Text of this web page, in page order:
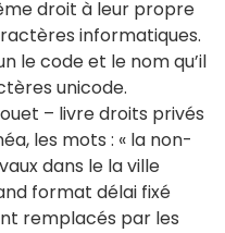
droit à leur propre
informatiques.
le code et le nom qu’il
unicode.
– livre droits privés
les mots : « la non-
dans le la ville
format délai fixé
remplacés par les